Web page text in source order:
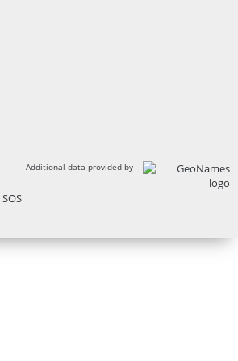
Additional data provided by